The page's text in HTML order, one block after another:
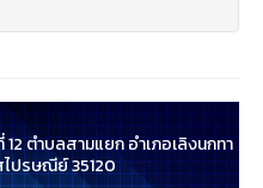
ตำบลสามแยก อำเภอเลิงนกทา
ปรษณีย์ 35120